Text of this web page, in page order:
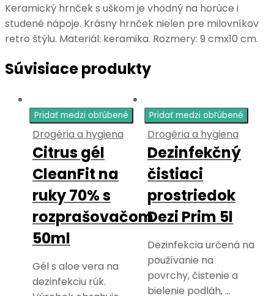
Keramický hrnček s uškom je vhodný na horúce i
studené nápoje. Krásny hrnček nielen pre milovníkov
retro štýlu. Materiál: keramika. Rozmery: 9 cmx10 cm.
Súvisiace produkty
Pridať medzi obľúbené
Drogéria a hygiena
Citrus gél
CleanFit na
ruky 70% s
rozprašovačom
50ml
Gél s aloe vera na
dezinfekciu rúk.
Pridať medzi obľúbené
Drogéria a hygiena
Dezinfekčný
čistiaci
prostriedok
Dezi Prim 5l
Dezinfekcia určená na
používanie na
povrchy, čistenie a
bielenie podláh, …